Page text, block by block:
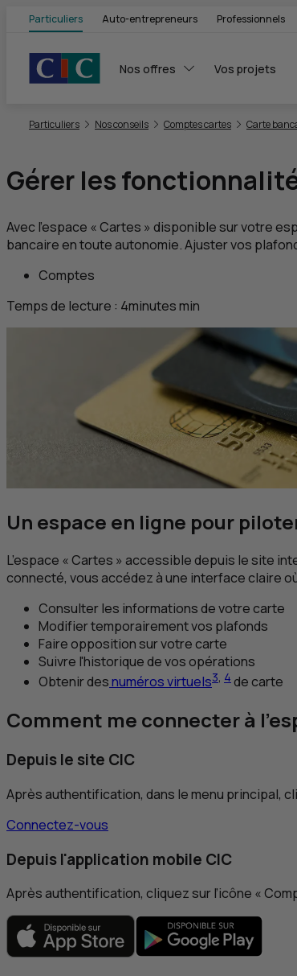
Particuliers Auto-entrepreneurs Professionnels
Nos offres Vos projets
Particuliers Nos conseils Comptes cartes Carte
Gérer les
Avec l’espace « Cartes » disponible sur votre
bancaire en toute autonomie. Ajuster vos
Comptes
Temps de lecture : 4minutesmin
Un espace en ligne pour
L’espace « Cartes » accessible depuis le site
connecté, vous accédez à une interface claire
Consulter les informations de votre carte
Modifier temporairement vos plafonds
Faire opposition sur votre carte
Suivre l'historique de vos opérations
Obtenir desnuméros virtuels3, 4 de carte
Comment me connecter à
Depuis le site CIC
Après authentification, dans le menu principal,
Connectez-vous
Depuis l'application mobile CIC
Après authentification, cliquez sur l’icône «